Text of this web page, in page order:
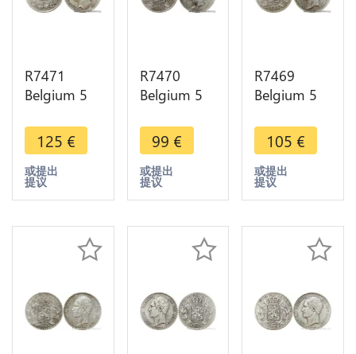
R7471
Belgium 5
Leopold I
1849
Raised
Letters
Silver ->
Make offer
125 €
或提出
提议
R7470
Belgium 5
Leopold I
1849
Argent
Silver ->
99 €
或提出
提议
R7469
Belgium 5
Leopold I
1853
Argent
Silver ->
105 €
或提出
提议